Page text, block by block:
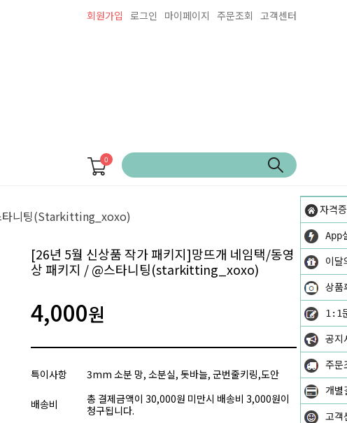
자격
App
이달
상품
1:1
공지
주문
개별
고객
회원가입 로그인 마이페이지 주문조회 고객센터
0
타니팅(starkitting_xoxo)
[26년 5월 신상품 작가 패키지]망뜨개 네임택/동영
상 패키지 / @스타니팅(starkitting_xoxo)
4,000원
특이사항 3mm 소분 망, 소분실, 돗바늘, 군번줄키링,도안
배송비
총 결제금액이 30,000원 미만시 배송비 3,000원이
청구됩니다.